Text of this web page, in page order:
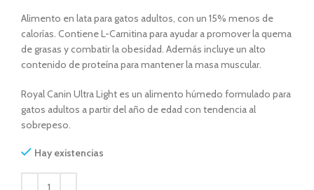
Alimento en lata para gatos adultos, con un 15% menos de
calorías. Contiene L-Carnitina para ayudar a promover la quema
de grasas y combatir la obesidad. Además incluye un alto
contenido de proteína para mantener la masa muscular.
Royal Canin Ultra Light es un alimento húmedo formulado para
gatos adultos a partir del año de edad con tendencia al
sobrepeso.
Hay existencias